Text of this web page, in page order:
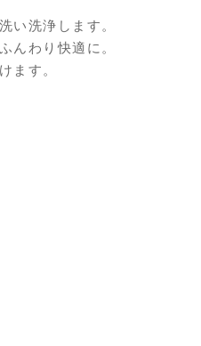
い洗浄します。
んわり快適に。
ます。